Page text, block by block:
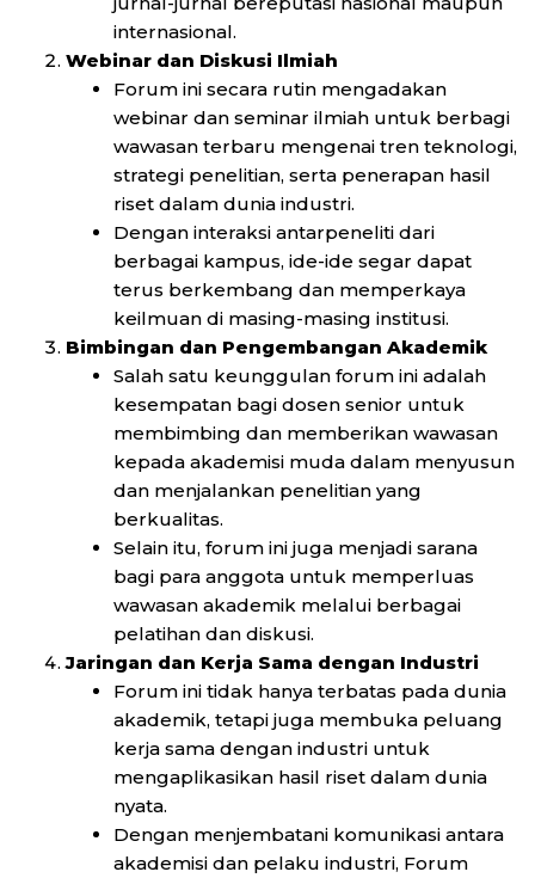
internasional.
Webinar dan Diskusi Ilmiah
Forum ini secara rutin mengadakan
webinar dan seminar ilmiah untuk berbagi
wawasan terbaru mengenai tren teknologi,
strategi penelitian, serta penerapan hasil
riset dalam dunia industri.
Dengan interaksi antarpeneliti dari
berbagai kampus, ide-ide segar dapat
terus berkembang dan memperkaya
keilmuan di masing-masing institusi.
Bimbingan dan Pengembangan Akademik
Salah satu keunggulan forum ini adalah
kesempatan bagi dosen senior untuk
membimbing dan memberikan wawasan
kepada akademisi muda dalam menyusun
dan menjalankan penelitian yang
berkualitas.
Selain itu, forum ini juga menjadi sarana
bagi para anggota untuk memperluas
wawasan akademik melalui berbagai
pelatihan dan diskusi.
Jaringan dan Kerja Sama dengan Industri
Forum ini tidak hanya terbatas pada dunia
akademik, tetapi juga membuka peluang
kerja sama dengan industri untuk
mengaplikasikan hasil riset dalam dunia
nyata.
Dengan menjembatani komunikasi antara
akademisi dan pelaku industri, Forum